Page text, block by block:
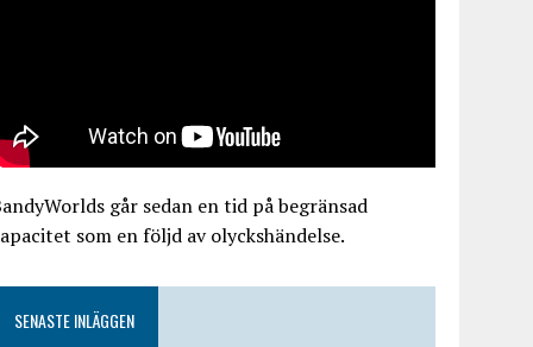
går sedan en tid på begränsad
som en följd av olyckshändelse.
SENASTE INLÄGGEN